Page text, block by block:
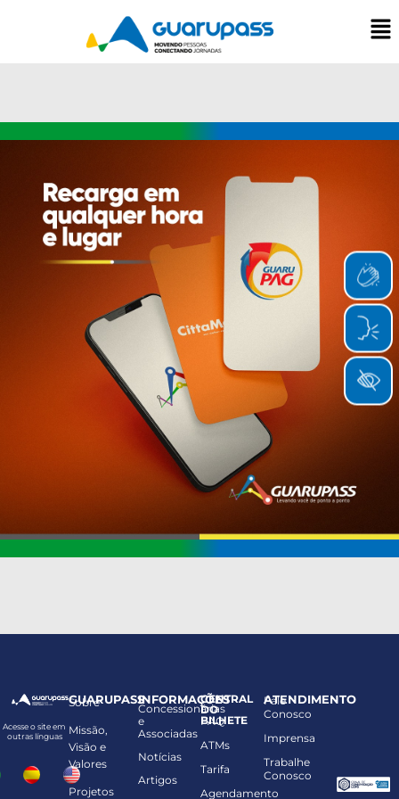
Acesse o site em
outras línguas
GUARUPASS
Sobre
Missão,
Visão e
Valores
Projetos
INFORMAÇÕES
Concessionárias
e
Associadas
Notícias
Artigos
CENTRAL
DO
BILHETE
FAQ
ATMs
Tarifa
Agendamento
ATENDIMENTO
Fale
Conosco
Imprensa
Trabalhe
Conosco